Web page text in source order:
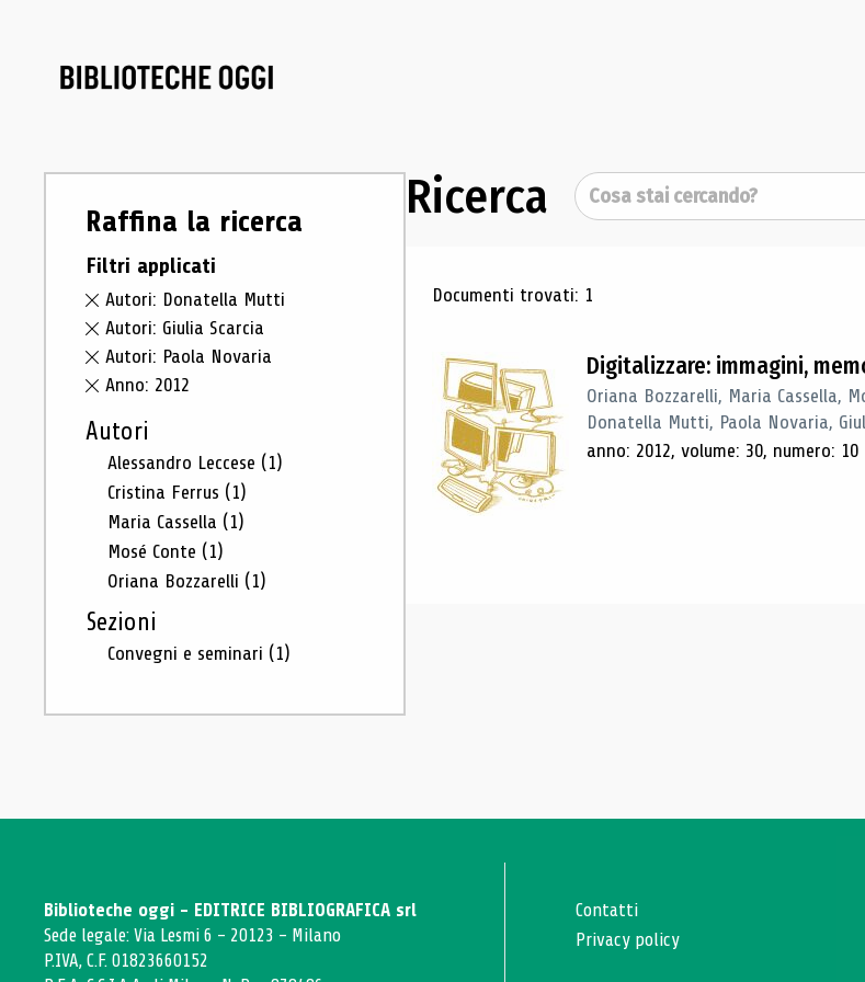
Raffina la ricerca
Filtri applicati
Autori: Donatella Mutti
Autori: Giulia Scarcia
Autori: Paola Novaria
Anno: 2012
Autori
Alessandro Leccese (1)
Cristina Ferrus (1)
Maria Cassella (1)
Mosé Conte (1)
Oriana Bozzarelli (1)
Sezioni
Convegni e seminari (1)
Ricerca Cerca
Risultati di ricerca
Documenti trovati: 1
Digitalizzare: immagini,
Oriana Bozzarelli, Maria Cassella,
Donatella Mutti, Paola Novaria,
anno: 2012, volume: 30, numero: 10
Biblioteche oggi - EDITRICE BIBLIOGRAFICA srl
Sede legale: Via Lesmi 6 - 20123 - Milano
P.IVA, C.F. 01823660152
Contatti
Privacy policy